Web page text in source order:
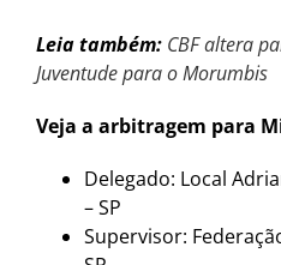
Leia também: CBF altera
Juventude para o Morumbis
Veja a arbitragem para
Delegado: Local
– SP
Supervisor: